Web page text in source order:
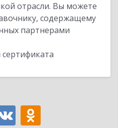
отрасли. Вы можете
содержащему
партнерами